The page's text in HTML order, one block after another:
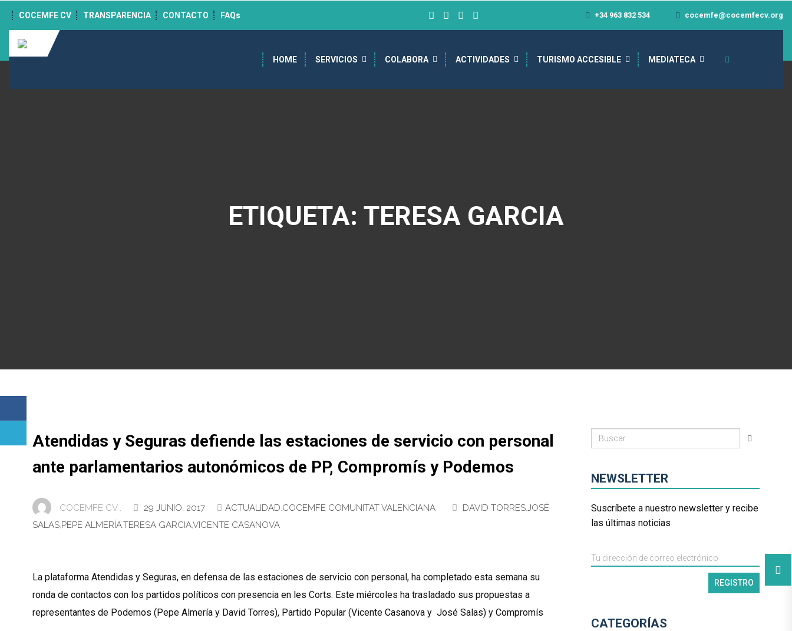
COCEMFE CV
TRANSPARENCIA CONTACTO FAQs +34 963 832 534 cocemfe@cocemfecv.org
HOME SERVICIOS COLABORA ACTIVIDADES TURISMO ACCESIBLE MEDIATECA
ETIQUETA: TERESA GARCIA
Atendidas y Seguras defiende las estaciones de servicio con personal
ante parlamentarios autonómicos de PP, Compromís y Podemos
COCEMFE CV . 29 JUNIO, 2017 ACTUALIDAD,COCEMFE COMUNITAT VALENCIANA DAVID TORRES,JOSÉ
SALAS,PEPE ALMERÍA,TERESA GARCIA,VICENTE CASANOVA
La plataforma Atendidas y Seguras, en defensa de las estaciones de servicio con personal, ha completado esta semana su
ronda de contactos con los partidos políticos con presencia en les Corts. Este miércoles ha trasladado sus propuestas a
representantes de Podemos (Pepe Almería y David Torres), Partido Popular (Vicente Casanova y José Salas) y Compromís
NEWSLETTER
Suscríbete a nuestro newsletter y recibe
las últimas noticias
CATEGORÍAS